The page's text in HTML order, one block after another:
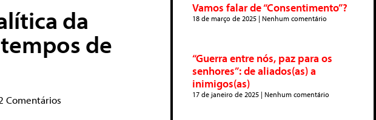
da
de
Comentários
Vamos falar de “Consentimento”?
18 de março de 2025 Nenhum comentário
“Guerra entre nós, paz para os
senhores”: de aliados(as) a
inimigos(as)
17 de janeiro de 2025 Nenhum comentário